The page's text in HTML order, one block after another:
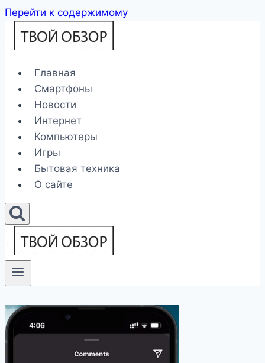
Перейти к содержимому
Главная
Смартфоны
Новости
Интернет
Компьютеры
Игры
Бытовая техника
О сайте